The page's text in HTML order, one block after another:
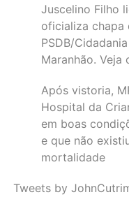
Juscelino Filho
oficializa chapa
PSDB/
Maranhão. Veja
Após vistoria,
Hospital da
em boas
e que não
mortalidade
Tweets by